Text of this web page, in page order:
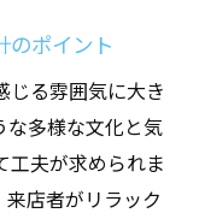
な空調設計
テムの設計事
の理解
のポイント
じる雰囲気に大き
な多様な文化と気
工夫が求められま
店者がリラック